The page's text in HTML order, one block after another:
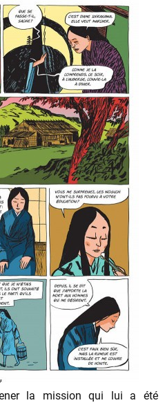
la mission qui lui a été